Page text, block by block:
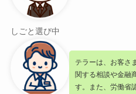
しごと選び中
テラーは、お客さ
関する相談や金融
す。また、労働省